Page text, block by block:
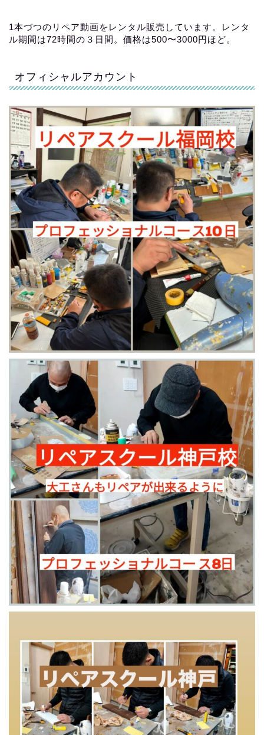
1本づつのリペア動画をレンタル販売しています。レンタ
ル期間は72時間の３日間。価格は500〜3000円ほど。
オフィシャルアカウント